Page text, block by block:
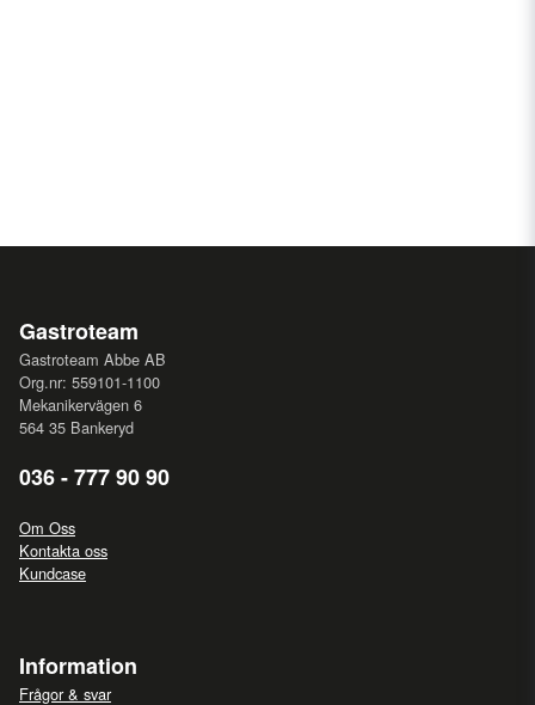
Gastroteam
Gastroteam Abbe AB
Org.nr: 559101-1100
Mekanikervägen 6
564 35 Bankeryd
036 - 777 90 90
Om Oss
Kontakta oss
Kundcase
Information
Frågor & svar